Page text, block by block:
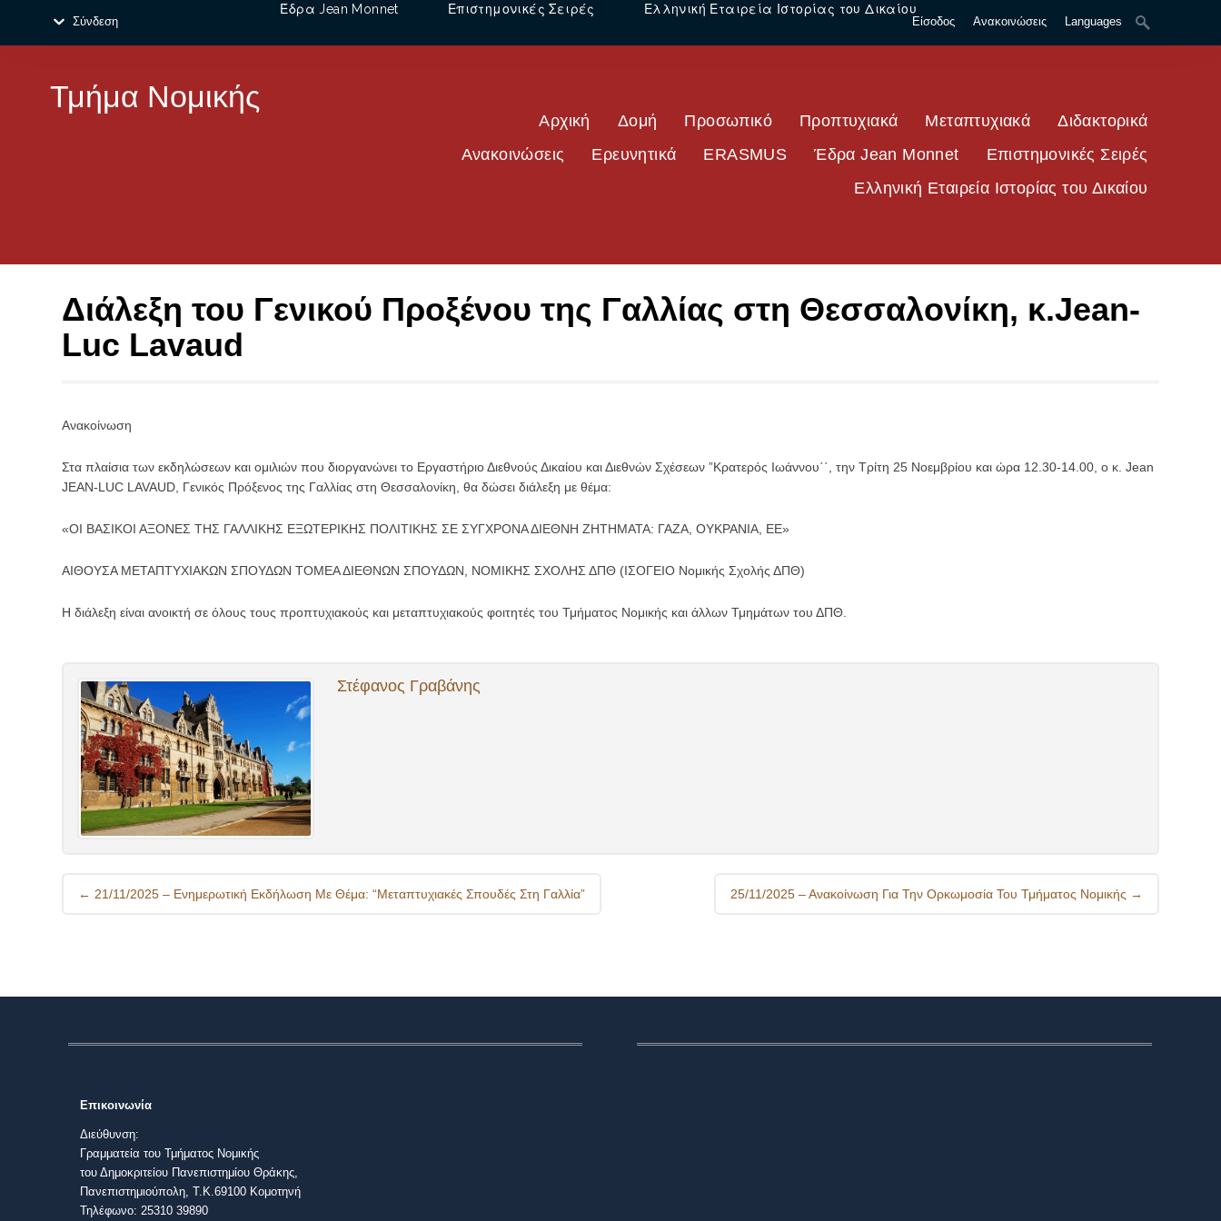
Σύνδεση Είσοδος Ανακοινώσεις Languages
Τμήμα Νομικής
Αρχική Δομή Προσωπικό Προπτυχιακά Μεταπτυχιακά
Διδακτορικά
Ανακοινώσεις
Ερευνητικά ERASMUS Έδρα Jean Monnet
Επιστημονικές Σειρές
Ελληνική Εταιρεία Ιστορίας του Δικαίου
Έδρα Jean Monnet Επιστημονικές Σειρές Ελληνική Εταιρεία Ιστορίας του Δικαίου
Διάλεξη του Γενικού Προξένου της Γαλλίας στη Θεσσαλονίκη, κ.Jean-
Luc Lavaud
Ανακοίνωση
Στα πλαίσια των εκδηλώσεων και ομιλιών που διοργανώνει το Εργαστήριο Διεθνούς Δικαίου και Διεθνών Σχέσεων ”Κρατερός Ιωάννου΄΄, την Τρίτη 25 Νοεμβρίου και ώρα 12.30-14.00, ο κ. Jean
JEAN-LUC LAVAUD, Γενικός Πρόξενος της Γαλλίας στη Θεσσαλονίκη, θα δώσει διάλεξη με θέμα:
«ΟΙ ΒΑΣΙΚΟΙ ΑΞΟΝΕΣ ΤΗΣ ΓΑΛΛΙΚΗΣ ΕΞΩΤΕΡΙΚΗΣ ΠΟΛΙΤΙΚΗΣ ΣΕ ΣΥΓΧΡΟΝΑ ΔΙΕΘΝΗ ΖΗΤΗΜΑΤΑ: ΓΑΖΑ, ΟΥΚΡΑΝΙΑ, ΕΕ»
ΑΙΘΟΥΣΑ ΜΕΤΑΠΤΥΧΙΑΚΩΝ ΣΠΟΥΔΩΝ ΤΟΜΕΑ ΔΙΕΘΝΩΝ ΣΠΟΥΔΩΝ, ΝΟΜΙΚΗΣ ΣΧΟΛΗΣ ΔΠΘ (ΙΣΟΓΕΙΟ Νομικής Σχολής ΔΠΘ)
Η διάλεξη είναι ανοικτή σε όλους τους προπτυχιακούς και μεταπτυχιακούς φοιτητές του Τμήματος Νομικής και άλλων Τμημάτων του ΔΠΘ.
Στέφανος Γραβάνης
Post
← 21/11/2025 – Ενημερωτική Εκδήλωση Με Θέμα: “Μεταπτυχιακές Σπουδές Στη Γαλλία” 25/11/2025 – Ανακοίνωση Για Την Ορκωμοσία Του Τμήματος Νομικής →
Επικοινωνία
Διεύθυνση:
Γραμματεία του Τμήματος Νομικής
του Δημοκριτείου Πανεπιστημίου Θράκης,
Πανεπιστημιούπολη, Τ.Κ.69100 Κομοτηνή
Τηλέφωνο: 25310 39890